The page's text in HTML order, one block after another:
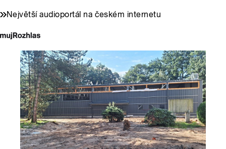
Největší audioportál na českém internetu